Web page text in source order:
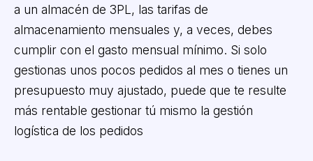
a un almacén de 3PL, las tarifas de
almacenamiento mensuales y, a veces, debes
cumplir con el gasto mensual mínimo. Si solo
gestionas unos pocos pedidos al mes o tienes un
presupuesto muy ajustado, puede que te resulte
más rentable gestionar tú mismo la gestión
logística de los pedidos